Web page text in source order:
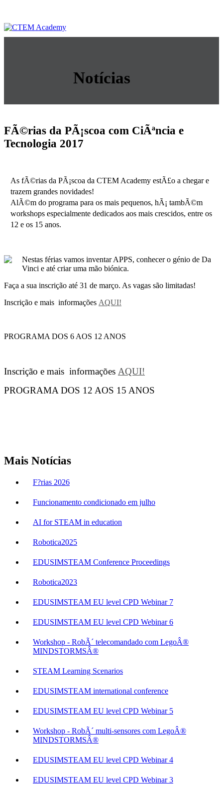
Notícias
FÃ©rias da PÃ¡scoa com CiÃªncia e
Tecnologia 2017
As fÃ©rias da PÃ¡scoa da CTEM Academy estÃ£o a chegar e
trazem grandes novidades!
AlÃ©m do programa para os mais pequenos, hÃ¡ tambÃ©m
workshops especialmente dedicados aos mais crescidos, entre os
12 e os 15 anos.
Nestas férias vamos inventar APPS, conhecer o génio de Da
Vinci e até criar uma mão biónica.
Faça a sua inscrição até 31 de março. As vagas são limitadas!
Inscrição e mais informações AQUI!
PROGRAMA DOS 6 AOS 12 ANOS
Inscrição e mais informações AQUI!
PROGRAMA DOS 12 AOS 15 ANOS
Mais Notícias
F?rias 2026
Funcionamento condicionado em julho
AI for STEAM in education
Robotica2025
EDUSIMSTEAM Conference Proceedings
Robotica2023
EDUSIMSTEAM EU level CPD Webinar 7
EDUSIMSTEAM EU level CPD Webinar 6
Workshop - RobÃ´ telecomandado com LegoÂ®
MINDSTORMSÂ®
STEAM Learning Scenarios
EDUSIMSTEAM international conference
EDUSIMSTEAM EU level CPD Webinar 5
Workshop - RobÃ´ multi-sensores com LegoÂ®
MINDSTORMSÂ®
EDUSIMSTEAM EU level CPD Webinar 4
EDUSIMSTEAM EU level CPD Webinar 3